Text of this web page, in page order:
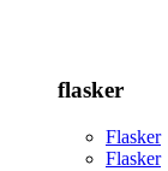
flasker
Flasker
Flasker